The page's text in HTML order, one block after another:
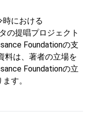
時における
の提唱プロジェクト
Foundationの支
料は、著者の立場を
Foundationの立
す。